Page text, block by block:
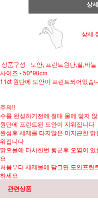
상
상세
상품구성 - 도안, 프린트원단,실,바늘
사이즈 - 50*90cm
11ct 원단에 도안이 프린트되어있습
주의!!
수를 완성하기전에 절대 물에 닿지
원단에 프린트된 도안이 지워집니다
완성후 세제를 타지않은 미지근한
워집니다
맑으물에 다시한번 헹군후 오염이
요
처음부터 세제물에 담그면 도안프
하세요
관련상품